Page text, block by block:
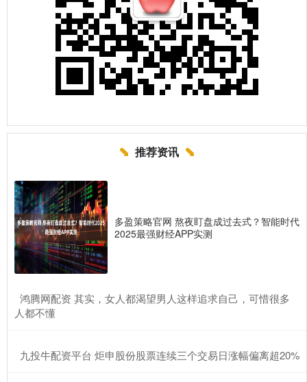
推荐资讯
多盈策略官网 熬夜盯盘成过去式？智能时代
2025最强财经APP实测
​鸿腾网配资 其实，女人都渴望男人这样追求自己，可惜很多
人都不懂
​九投牛配资平台 炬申股份股票连续三个交易日涨幅偏离超20%